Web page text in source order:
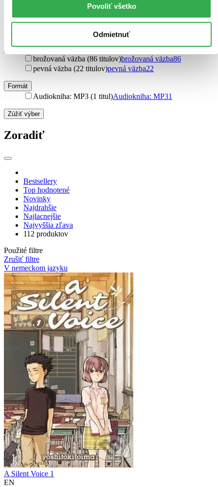
Povoliť všetko
Odmietnuť
RH Verlagsgruppe (1 titul) RH Verlagsgruppe
Forgotten Books (1 titul)Forgotten Books1
Väzba
brožovaná väzba (86 titulov)brožovaná väzba86
pevná väzba (22 titulov)pevná väzba22
Formát
Audiokniha: MP3 (1 titul)Audiokniha: MP31
Zúžiť výber
Zoradiť
Bestsellery
Top hodnotené
Novinky
Najdrahšie
Najlacnejšie
Najvyššia zľava
112 produktov
Použité filtre
Zrušiť filtre
V nemeckom jazyku
A Silent Voice 1
EN